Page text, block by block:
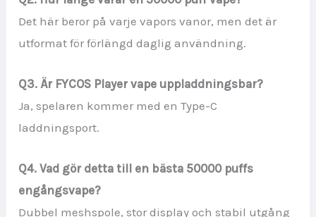
Det här beror på varje vapors vanor, men det är
utformat för förlängd daglig användning.
Q3. Är FYCOS Player vape uppladdningsbar?
Ja, spelaren kommer med en Type-C
laddningsport.
Q4. Vad gör detta till en bästa 50000 puffs
engångsvape?
Dubbel meshspole, stor display och stabil utgång